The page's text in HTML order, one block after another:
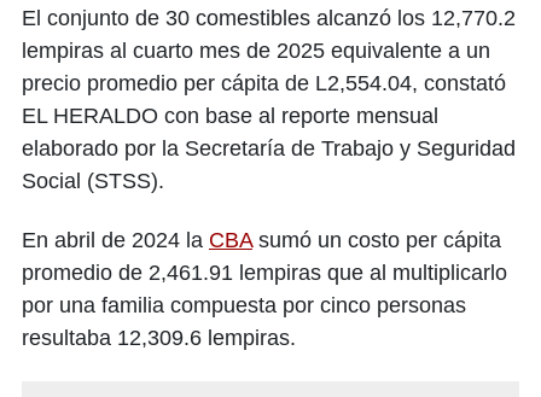
El conjunto de 30 comestibles alcanzó los 12,770.2
lempiras al cuarto mes de 2025 equivalente a un
precio promedio per cápita de L2,554.04, constató
EL HERALDO con base al reporte mensual
elaborado por la Secretaría de Trabajo y Seguridad
Social (STSS).
En abril de 2024 la CBAsumó un costo per cápita
promedio de 2,461.91 lempiras que al multiplicarlo
por una familia compuesta por cinco personas
resultaba 12,309.6 lempiras.